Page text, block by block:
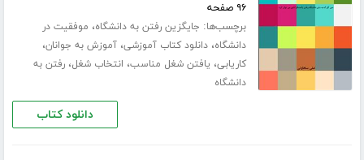
۹۶ صفحه
برچسب‌ها: جایگزین رفتن به دانشگاه، موفقیت در
دانشگاه،دانلود کتاب آموزشی،آموزش به جوانان،
کاریابی، یافتن شغل مناسب، انتخاب شغل،رفتن به
دانشگاه
دانلود کتاب